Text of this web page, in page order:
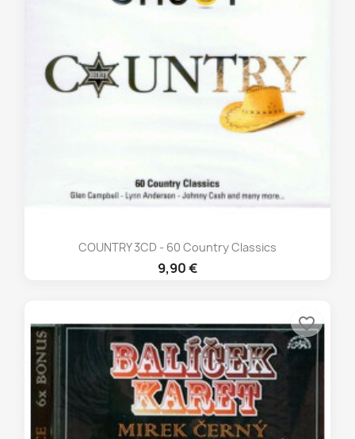
COUNTRY 3CD - 60 Country Classics
9,90 €
favorite_border